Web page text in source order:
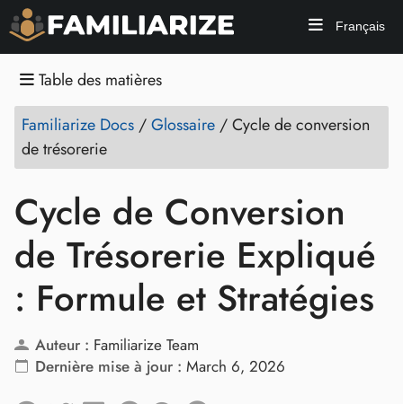
Français
Table des matières
Familiarize Docs /Glossaire /Cycle de conversion
de trésorerie
Cycle de Conversion
de Trésorerie Expliqué
: Formule et Stratégies
Auteur : Familiarize Team
Dernière mise à jour : March 6, 2026